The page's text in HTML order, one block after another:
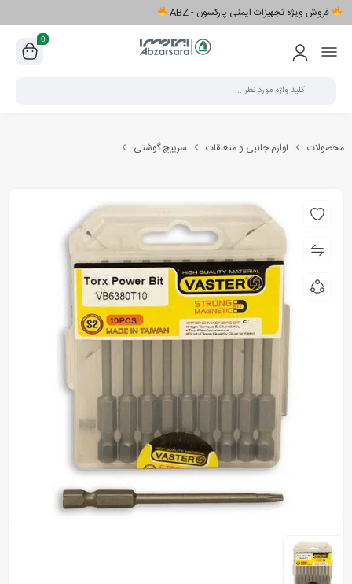
فروش ویژه تجهیزات ایمنی پارکسون - ABZ
0
محصولات لوازم جانبی و متعلقات سرپیچ گوشتی